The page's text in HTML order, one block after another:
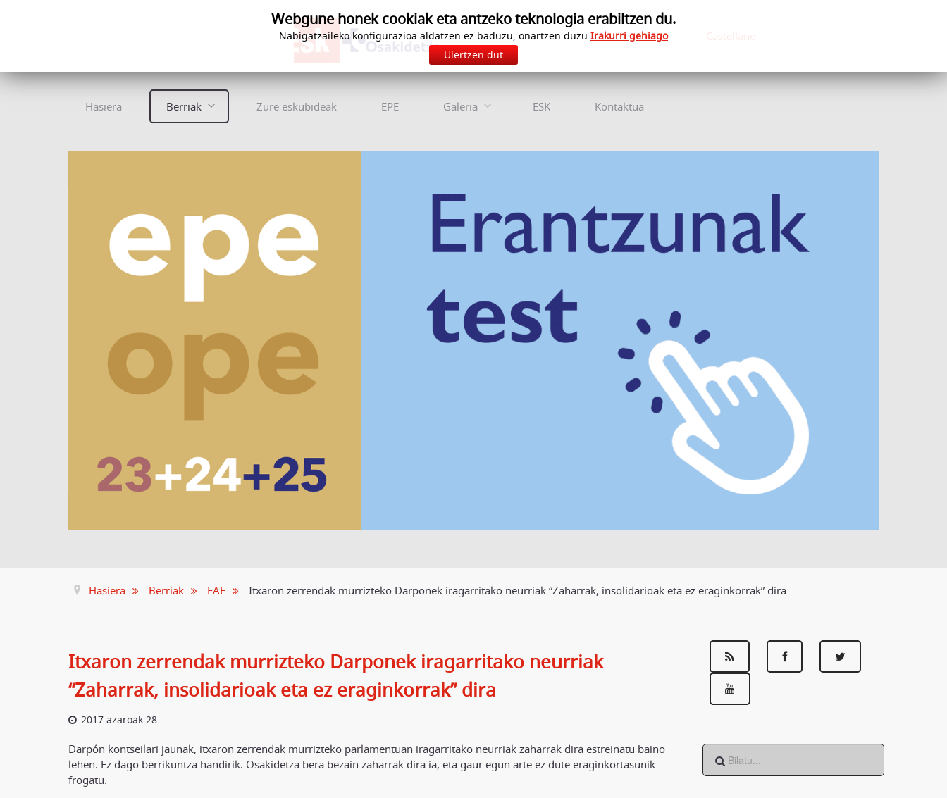
Hasiera Berriak Zure eskubideak EPE Galeria ESK Kontaktua
Hasiera Berriak EAE Itxaron zerrendak murrizteko Darponek iragarritako neurriak “Zaharrak, insolidarioak eta ez eraginkorrak” dira
Itxaron zerrendak murrizteko Darponek iragarritako neurriak
“Zaharrak, insolidarioak eta ez eraginkorrak” dira
2017 azaroak 28
Darpón kontseilari jaunak, itxaron zerrendak murrizteko parlamentuan iragarritako neurriak zaharrak dira estreinatu baino
lehen. Ez dago berrikuntza handirik. Osakidetza bera bezain zaharrak dira ia, eta gaur egun arte ez dute eraginkortasunik
frogatu.
Webgune honek cookiak eta antzeko teknologia erabiltzen du.
Nabigatzaileko konfigurazioa aldatzen ez baduzu, onartzen duzu Irakurri gehiago
Ulertzen dut